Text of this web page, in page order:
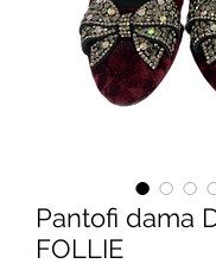
Pantofi dama
FOLLIE